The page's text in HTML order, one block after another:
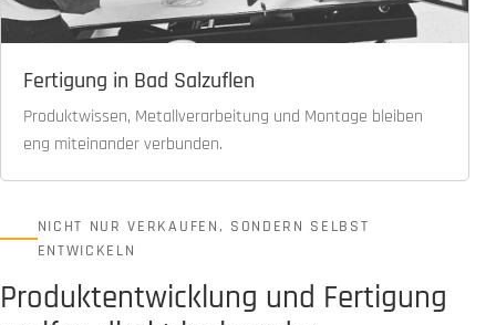
Fertigung in Bad Salzuflen
Produktwissen, Metallverarbeitung und Montage bleiben
eng miteinander verbunden.
NICHT NUR VERKAUFEN, SONDERN SELBST
ENTWICKELN
Produktentwicklung und Fertigung